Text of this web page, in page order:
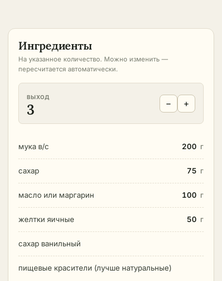
Ингредиенты
На указанное количество. Можно изменить —
пересчитается автоматически.
ВЫХОД
3 − +
мука в/с 200 г
сахар 75 г
масло или маргарин 100 г
желтки яичные 50 г
сахар ванильный
пищевые красители (лучше натуральные)